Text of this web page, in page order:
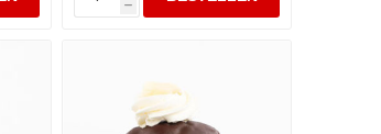
h